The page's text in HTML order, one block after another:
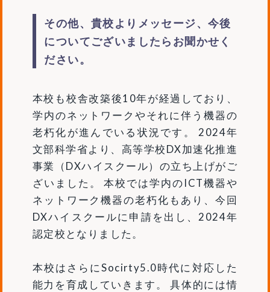
その他、貴校よりメッセージ、今後
についてございましたらお聞かせく
ださい。
本校も校舎改築後10年が経過しており、
学内のネットワークやそれに伴う機器の
老朽化が進んでいる状況です。 2024年
文部科学省より、高等学校DX加速化推進
事業（DXハイスクール）の立ち上げがご
ざいました。 本校では学内のICT機器や
ネットワーク機器の老朽化もあり、今回
DXハイスクールに申請を出し、2024年
認定校となりました。
本校はさらにSocirty5.0時代に対応した
能力を育成していきます。 具体的には情